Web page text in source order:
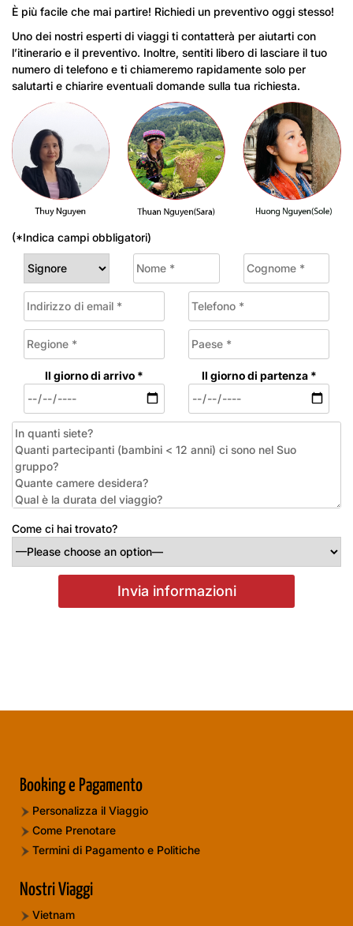
È più facile che mai partire! Richiedi un preventivo oggi stesso!
Uno dei nostri esperti di viaggi ti contatterà per aiutarti con
l’itinerario e il preventivo. Inoltre, sentiti libero di lasciare il tuo
numero di telefono e ti chiameremo rapidamente solo per
salutarti e chiarire eventuali domande sulla tua richiesta.
(*Indica campi obbligatori)
Il giorno di arrivo * Il giorno di partenza *
Come ci hai trovato?
Booking e Pagamento
Personalizza il Viaggio
Come Prenotare
Termini di Pagamento e Politiche
Nostri Viaggi
Vietnam